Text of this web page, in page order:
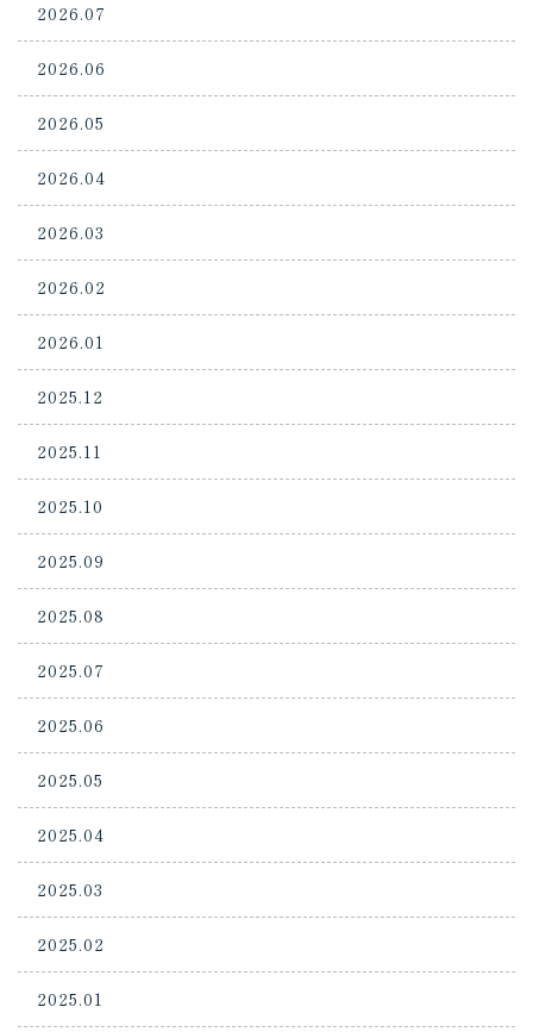
2026.07
2026.06
2026.05
2026.04
2026.03
2026.02
2026.01
2025.12
2025.11
2025.10
2025.09
2025.08
2025.07
2025.06
2025.05
2025.04
2025.03
2025.02
2025.01